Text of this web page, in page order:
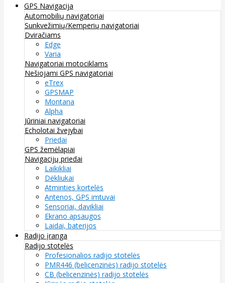
GPS Navigacija
Automobilių navigatoriai
Sunkvežimių/Kemperių navigatoriai
Dviračiams
Edge
Varia
Navigatoriai motociklams
Nešiojami GPS navigatoriai
eTrex
GPSMAP
Montana
Alpha
Jūriniai navigatoriai
Echolotai žvejybai
Priedai
GPS žemėlapiai
Navigacijų priedai
Laikikliai
Dėkliukai
Atminties kortelės
Antenos, GPS imtuvai
Sensoriai, davikliai
Ekrano apsaugos
Laidai, baterijos
Radijo įranga
Radijo stotelės
Profesionalios radijo stotelės
PMR446 (belicenzinės) radijo stotelės
CB (belicenzinės) radijo stotelės